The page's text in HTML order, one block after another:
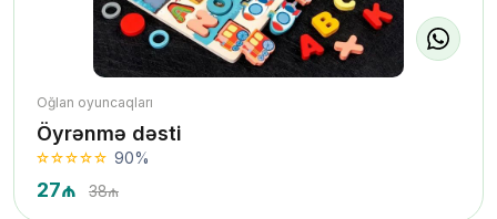
Oğlan oyuncaqları
Öyrənmə dəsti
90%
27₼ 38₼